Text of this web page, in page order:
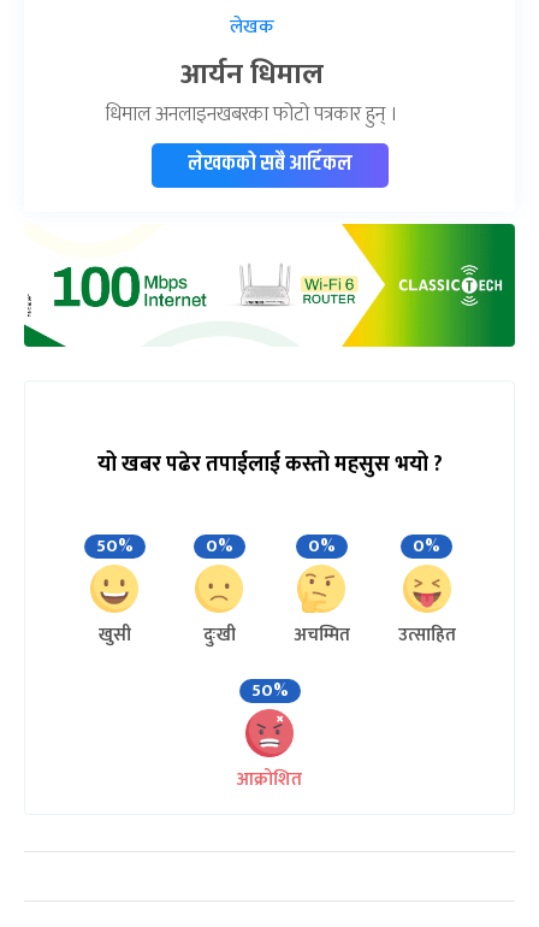
लेखक
आर्यन धिमाल
धिमाल अनलाइनखबरका फोटो पत्रकार हुन् ।
लेखकको सबै आर्टिकल
यो खबर पढेर तपाईलाई कस्तो महसुस भयो ?
50%
खुसी
0%
दुःखी
0%
अचम्मित
0%
उत्साहित
50%
आक्रोशित